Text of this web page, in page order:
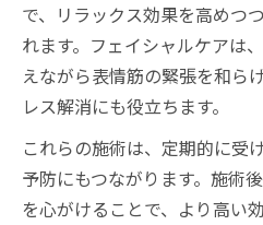
で、リラックス効果を高めつ
れます。フェイシャルケアは
えながら表情筋の緊張を和ら
レス解消にも役立ちます。
これらの施術は、定期的に受
予防にもつながります。施術
を心がけることで、より高い